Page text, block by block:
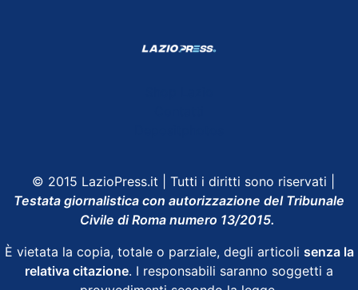
© 2015 LazioPress.it | Tutti i diritti sono riservati |
Testata giornalistica con autorizzazione del Tribunale
Civile di Roma numero 13/2015.
È vietata la copia, totale o parziale, degli articoli senza la
relativa citazione. I responsabili saranno soggetti a